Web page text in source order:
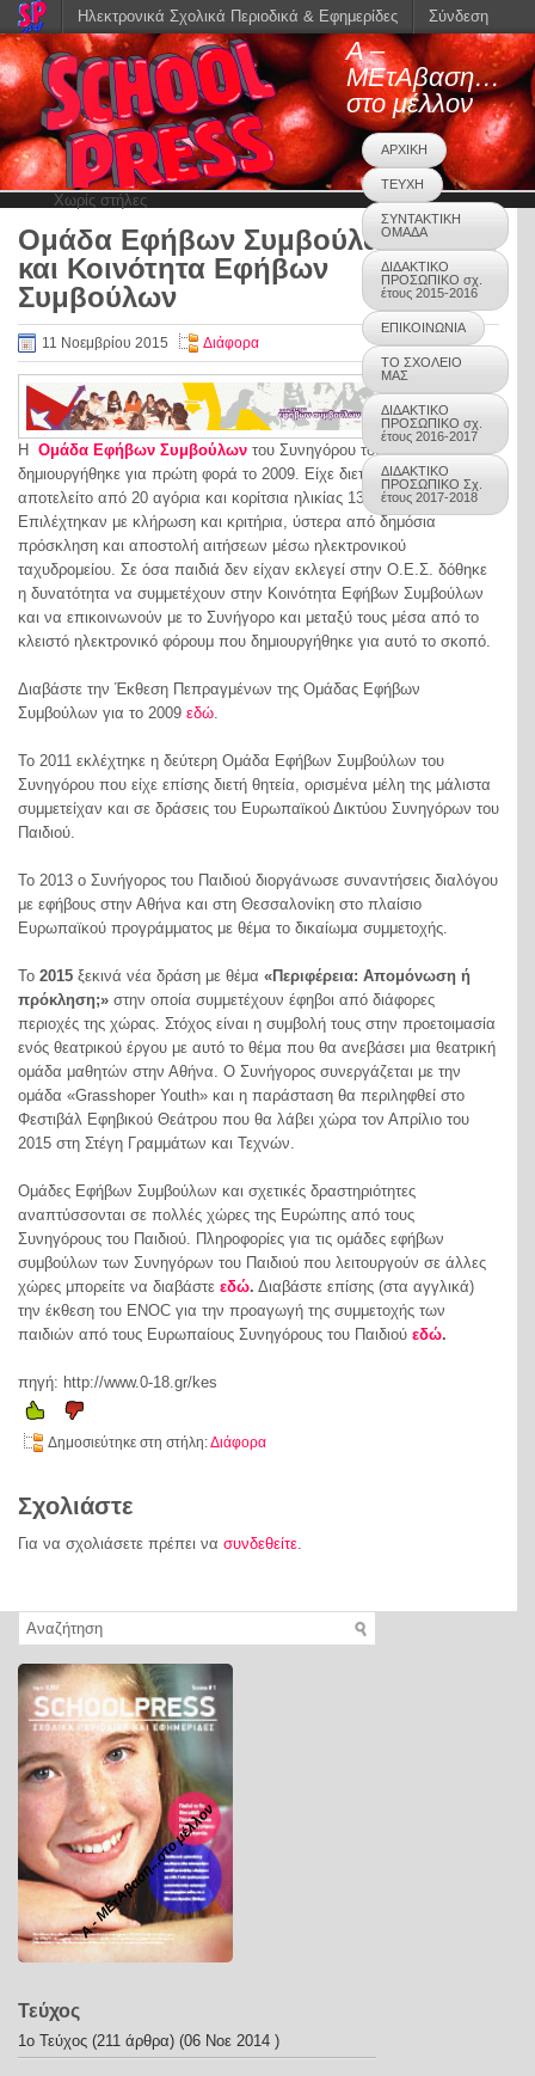
Α –
ΜΕτΑβαση…
στο μέλλον
ΑΡΧΙΚΗ
ΤΕΥΧΗ
ΣΥΝΤΑΚΤΙΚΗ
ΟΜΑΔΑ
ΔΙΔΑΚΤΙΚΟ
ΠΡΟΣΩΠΙΚΟ σχ.
έτους 2015-2016
ΕΠΙΚΟΙΝΩΝΙΑ
ΤΟ ΣΧΟΛΕΙΟ
ΜΑΣ
ΔΙΔΑΚΤΙΚΟ
ΠΡΟΣΩΠΙΚΟ σχ.
έτους 2016-2017
ΔΙΔΑΚΤΙΚΟ
ΠΡΟΣΩΠΙΚΟ Σχ.
έτους 2017-2018
Χωρίς στήλες
Ομάδα Εφήβων Συμβούλων
και Κοινότητα Εφήβων
Συμβούλων
11 Νοεμβρίου 2015 Διάφορα
H Ομάδα Εφήβων Συμβούλων του Συνηγόρου του Παιδιού
δημιουργήθηκε για πρώτη φορά το 2009. Είχε διετή διάρκεια και
αποτελείτο από 20 αγόρια και κορίτσια ηλικίας 13-17 χρόνων.
Επιλέχτηκαν με κλήρωση και κριτήρια, ύστερα από δημόσια
πρόσκληση και αποστολή αιτήσεων μέσω ηλεκτρονικού
ταχυδρομείου. Σε όσα παιδιά δεν είχαν εκλεγεί στην Ο.Ε.Σ. δόθηκε
η δυνατότητα να συμμετέχουν στην Κοινότητα Εφήβων Συμβούλων
και να επικοινωνούν με το Συνήγορο και μεταξύ τους μέσα από το
κλειστό ηλεκτρονικό φόρουμ που δημιουργήθηκε για αυτό το σκοπό.
Διαβάστε την Έκθεση Πεπραγμένων της Ομάδας Εφήβων
Συμβούλων για το 2009 εδώ.
Το 2011 εκλέχτηκε η δεύτερη Ομάδα Εφήβων Συμβούλων του
Συνηγόρου που είχε επίσης διετή θητεία, ορισμένα μέλη της μάλιστα
συμμετείχαν και σε δράσεις του Ευρωπαϊκού Δικτύου Συνηγόρων του
Παιδιού.
Το 2013 ο Συνήγορος του Παιδιού διοργάνωσε συναντήσεις διαλόγου
με εφήβους στην Αθήνα και στη Θεσσαλονίκη στο πλαίσιο
Ευρωπαϊκού προγράμματος με θέμα το δικαίωμα συμμετοχής.
Το 2015 ξεκινά νέα δράση με θέμα «Περιφέρεια: Απομόνωση ή
πρόκληση;» στην οποία συμμετέχουν έφηβοι από διάφορες
περιοχές της χώρας. Στόχος είναι η συμβολή τους στην προετοιμασία
ενός θεατρικού έργου με αυτό το θέμα που θα ανεβάσει μια θεατρική
ομάδα μαθητών στην Αθήνα. Ο Συνήγορος συνεργάζεται με την
ομάδα «Grasshoper Youth» και η παράσταση θα περιληφθεί στο
Φεστιβάλ Εφηβικού Θεάτρου που θα λάβει χώρα τον Απρίλιο του
2015 στη Στέγη Γραμμάτων και Τεχνών.
Ομάδες Εφήβων Συμβούλων και σχετικές δραστηριότητες
αναπτύσσονται σε πολλές χώρες της Ευρώπης από τους
Συνηγόρους του Παιδιού. Πληροφορίες για τις ομάδες εφήβων
συμβούλων των Συνηγόρων του Παιδιού που λειτουργούν σε άλλες
χώρες μπορείτε να διαβάστε εδώ. Διαβάστε επίσης (στα αγγλικά)
την έκθεση του ENOC για την προαγωγή της συμμετοχής των
παιδιών από τους Ευρωπαίους Συνηγόρους του Παιδιού εδώ.
πηγή: http://www.0-18.gr/kes
Δημοσιεύτηκε στη στήλη:Διάφορα
Σχολιάστε
Για να σχολιάσετε πρέπει να συνδεθείτε.
Α - ΜΕτΑβαση...στο μέλλον
Τεύχος
1ο Τεύχος (211 άρθρα) (06 Νοε 2014 )
Ηλεκτρονικά Σχολικά Περιοδικά & Εφημερίδες Σύνδεση